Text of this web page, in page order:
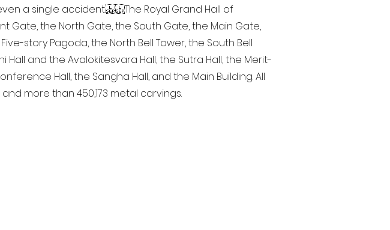
a single accident. The Royal Grand Hall of
Gate, the North Gate, the South Gate, the Main Gate,
story Pagoda, the North Bell Tower, the South Bell
Hall and the Avalokitesvara Hall, the Sutra Hall, the Merit-
Hall, the Sangha Hall, and the Main Building. All
more than 450,173 metal carvings.